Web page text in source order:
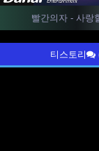
빨간의자 - 사랑
티스토리